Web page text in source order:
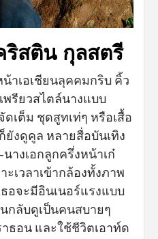
ริสติน กุลสตรี
าเอเชียนลุคคมกริบ คิ้ว
พรียวสไตล์นางแบบ
เต็ม ชุดสูทเท่ๆ หรือเสื้อ
ยังดูคูล หลายสื่อบันเทิง
างเอกลูกครึ่งหน้าเก๋
ะเวลาเข้ากล้องทั้งภาพ
อจะมีอินเนอร์แรงแบบ
กลับดูเป็นคนสบายๆ
ธอน และใช้ชีวิตเอาท์ด